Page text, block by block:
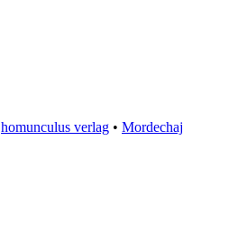
homunculus verlag • Mordechaj